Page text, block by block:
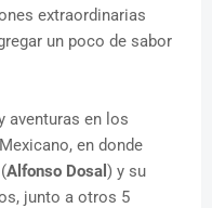
extraordinarias
un poco de sabor
aventuras en los
en donde
Alfonso Dosal ) y su
junto a otros 5